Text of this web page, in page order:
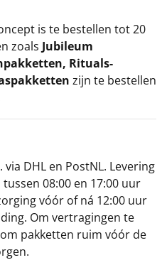
is te bestellen tot 20
zoals Jubileum
, Rituals-
zijn te bestellen
DHL en PostNL. Levering
08:00 en 17:00 uur
vóór of ná 12:00 uur
Om vertragingen te
pakketten ruim vóór de